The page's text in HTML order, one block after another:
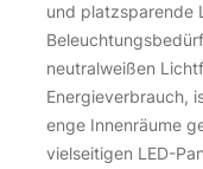
JST Verlängerung
für Mini LED Panel
3,80€
inkl. 19 % MwSt. zzgl.
und platzsparende
neutralweißen
Energieverbrauch,
enge Innenräume
vielseitigen LED-